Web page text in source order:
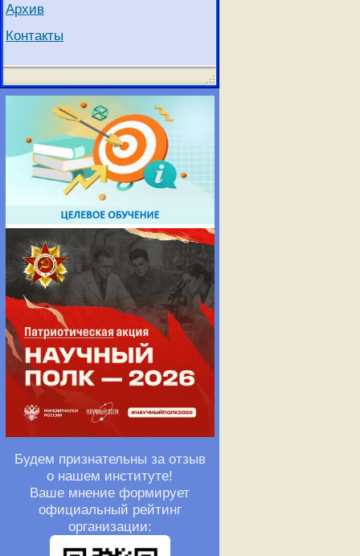
Архив
Контакты
Будем признательны за отзыв
о нашем институте!
Ваше мнение формирует
официальный рейтинг
организации: